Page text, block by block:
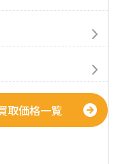
取価格一覧